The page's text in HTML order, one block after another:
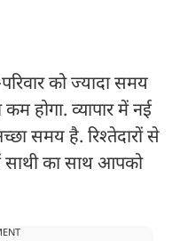
को ज्यादा समय
होगा. व्यापार में नई
समय है. रिश्तेदारों से
साथी का साथ आपको